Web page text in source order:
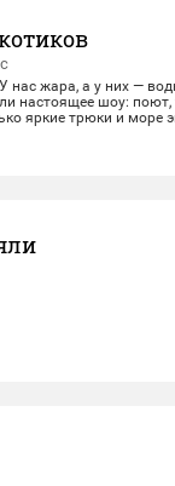
нас жара, а у них —
настоящее шоу:
яркие трюки и море
Ме